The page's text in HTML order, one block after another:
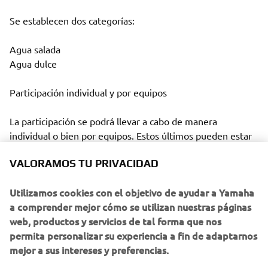
Se establecen dos categorías:
Agua salada
Agua dulce
Participación individual y por equipos
La participación se podrá llevar a cabo de manera
individual o bien por equipos. Estos últimos pueden estar
(menor de 16) o bien un adulto y dos niños o niñas
Invitación al evento final
Los challenges se organizan a nivel nacional y los
campeones de cada país participante son invitados a un
VALORAMOS TU PRIVACIDAD
Utilizamos cookies con el objetivo de ayudar a Yamaha
a comprender mejor cómo se utilizan nuestras páginas
web, productos y servicios de tal forma que nos
permita personalizar su experiencia a fin de adaptarnos
mejor a sus intereses y preferencias.